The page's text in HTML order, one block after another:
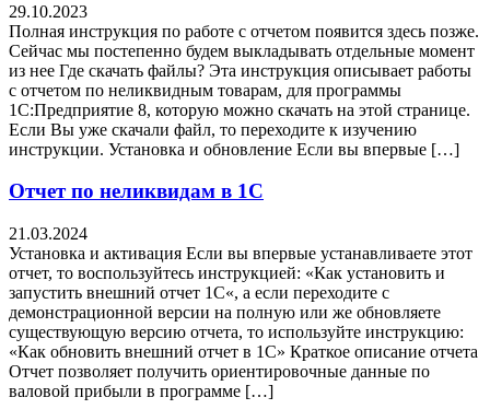
29.10.2023
Полная инструкция по работе с отчетом появится здесь позже.
Сейчас мы постепенно будем выкладывать отдельные момент
из нее Где скачать файлы? Эта инструкция описывает работы
с отчетом по неликвидным товарам, для программы
1С:Предприятие 8, которую можно скачать на этой странице.
Если Вы уже скачали файл, то переходите к изучению
инструкции. Установка и обновление Если вы впервые […]
Отчет по неликвидам в 1С
21.03.2024
Установка и активация Если вы впервые устанавливаете этот
отчет, то воспользуйтесь инструкцией: «Как установить и
запустить внешний отчет 1С«, а если переходите с
демонстрационной версии на полную или же обновляете
существующую версию отчета, то используйте инструкцию:
«Как обновить внешний отчет в 1С» Краткое описание отчета
Отчет позволяет получить ориентировочные данные по
валовой прибыли в программе […]